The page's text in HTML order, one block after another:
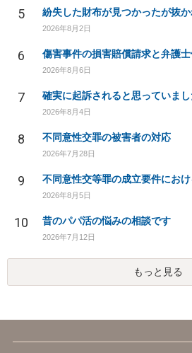
5 紛失した財布が見つかったが抜
2026年8月2日
6 傷害事件の損害賠償請求と弁護
2026年8月6日
7 確実に起訴されると思っていま
2026年8月4日
8 不同意性交罪の被害者の対応
2026年7月28日
9 不同意性交等罪の成立要件にお
2026年8月5日
10 昔のパパ活の悩みの相談です
2026年7月12日
もっと見る